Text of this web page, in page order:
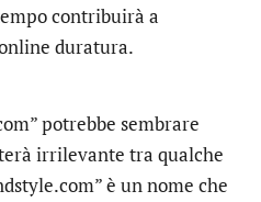
contribuirà a
duratura.
potrebbe sembrare
irrilevante tra qualche
è un nome che